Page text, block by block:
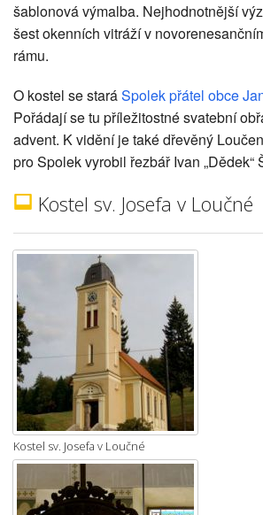
šablonová výmalba. Nejhodnotnější
šest okenních vitráží v
rámu.
O kostel se staráSpolek přátel obce
Pořádají se tu příležitostné svatební
advent. K vidění je také dřevěný
pro Spolek vyrobil řezbář Ivan „Dědek“
Kostel sv. Josefa v Loučné
Kostel sv. Josefa v Loučné